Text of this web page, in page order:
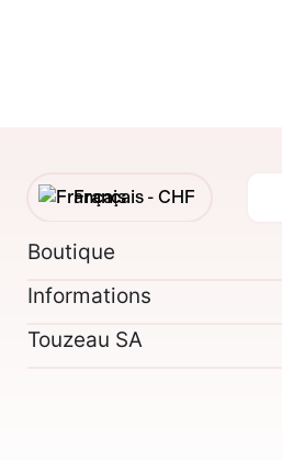
Français - CHF
English -
Français -
English -
Boutique
Informations
Touzeau SA